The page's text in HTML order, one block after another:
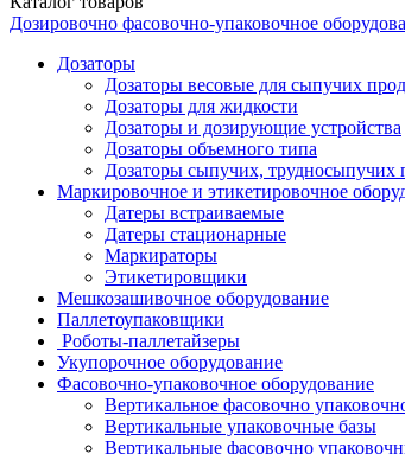
Дозировочно фасовочно-упаковочное
Дозаторы
Дозаторы весовые для сыпучих
Дозаторы для жидкости
Дозаторы и дозирующие устройства
Дозаторы объемного типа
Дозаторы сыпучих, трудносыпучих
Маркировочное и этикетировочное
Датеры встраиваемые
Датеры стационарные
Маркираторы
Этикетировщики
Мешкозашивочное оборудование
Паллетоупаковщики
Роботы-паллетайзеры
Укупорочное оборудование
Фасовочно-упаковочное оборудование
Вертикальное фасовочно
Вертикальные упаковочные базы
Вертикальные фасовочно